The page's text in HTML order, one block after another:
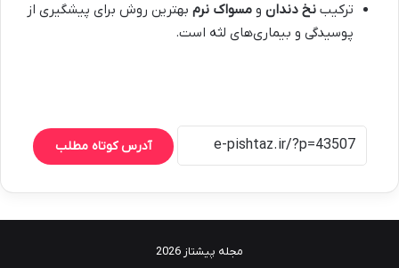
ترکیب نخ دندان و مسواک نرم بهترین روش برای پیشگیری از
پوسیدگی و بیماری‌های لثه است.
آدرس کوتاه مطلب
مجله پیشتاز 2026